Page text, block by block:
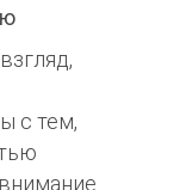
с тем,